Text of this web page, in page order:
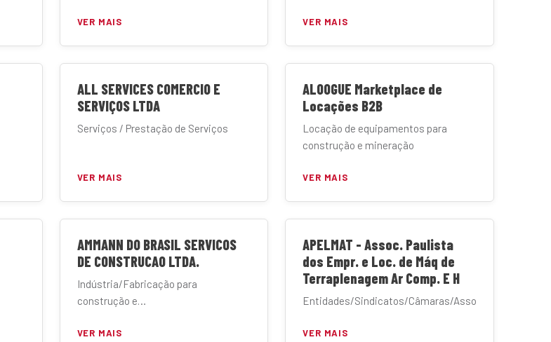
VER MAIS VER MAIS
ALL SERVICES COMERCIO E
SERVIÇOS LTDA
Serviços / Prestação de Serviços
VER MAIS
ALOOGUE Marketplace de
Locações B2B
Locação de equipamentos para
construção e mineração
VER MAIS
AMMANN DO BRASIL SERVICOS
DE CONSTRUCAO LTDA.
Indústria/Fabricação para
construção e
Manufatura
VER MAIS
APELMAT - Assoc. Paulista
dos Empr. e Loc. de Máq de
Terraplenagem Ar Comp. E H
Entidades/Sindicatos/Câmaras/Associações
VER MAIS